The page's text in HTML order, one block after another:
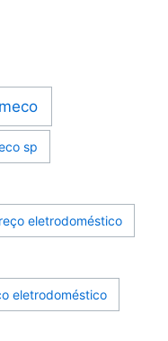
sp
eletrodoméstico
eletrodoméstico